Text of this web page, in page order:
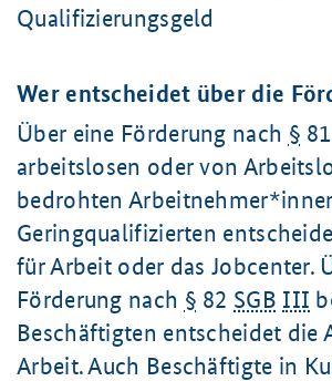
Qualifizierungsgeld
Wer entscheidet über die
Über eine Förderung nach § 81
arbeitslosen oder von
bedrohten
Geringqualifizierten
für Arbeit oder das Jobcenter.
Förderung nach § 82 SGB III
Beschäftigten entscheidet die
Arbeit. Auch Beschäftigte in